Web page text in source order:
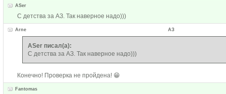
ASer
С детства за АЗ. Так наверное надо)))
Arne АЗ
ASer писал(а):
С детства за АЗ. Так наверное надо)))
Конечно! Проверка не пройдена! 😁
Fantomas